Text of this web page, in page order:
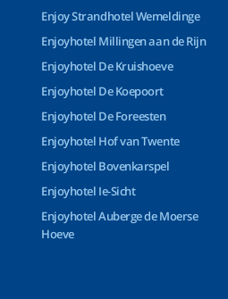
Enjoy Strandhotel Wemeldinge
Enjoyhotel Millingen aan de Rijn
Enjoyhotel De Kruishoeve
Enjoyhotel De Koepoort
Enjoyhotel De Foreesten
Enjoyhotel Hof van Twente
Enjoyhotel Bovenkarspel
Enjoyhotel Ie-Sicht
Enjoyhotel Auberge de Moerse
Hoeve